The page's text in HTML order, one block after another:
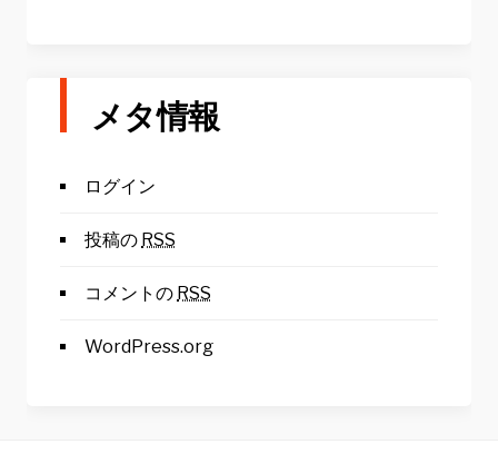
メタ情報
ログイン
投稿の RSS
コメントの RSS
WordPress.org